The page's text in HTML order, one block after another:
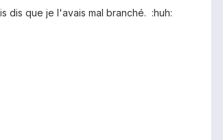
dis que je l'avais mal branché. :huh: